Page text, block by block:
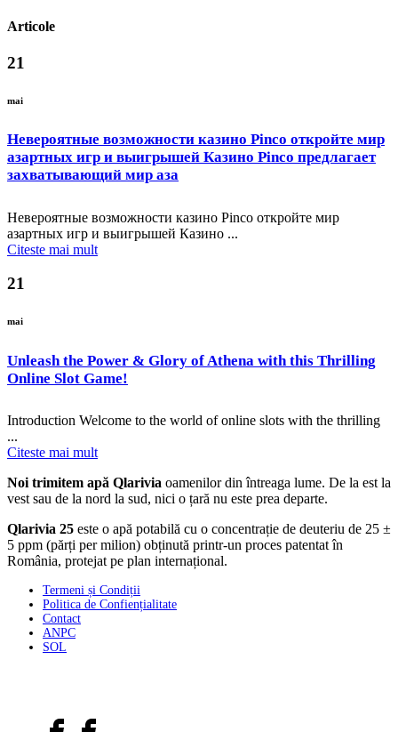
Articole
21
mai
Невероятные возможности казино Pinco откройте мир
азартных игр и выигрышей Казино Pinco предлагает
захватывающий мир аза
Невероятные возможности казино Pinco откройте мир
азартных игр и выигрышей Казино ...
Citeste mai mult
21
mai
Unleash the Power & Glory of Athena with this Thrilling
Online Slot Game!
Introduction Welcome to the world of online slots with the thrilling
...
Citeste mai mult
Noi trimitem apă Qlarivia oamenilor din întreaga lume. De la est la
vest sau de la nord la sud, nici o țară nu este prea departe.
Qlarivia 25 este o apă potabilă cu o concentrație de deuteriu de 25 ±
5 ppm (părți per milion) obținută printr-un proces patentat în
România, protejat pe plan internațional.
Termeni și Condiții
Politica de Confiențialitate
Contact
ANPC
SOL